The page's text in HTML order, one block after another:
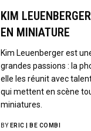
KIM
EN MINIATURE
Kim Leuenberger est
grandes passions : la
elle les réunit avec
qui mettent en scène
miniatures.
BY ERIC | BE COMBI